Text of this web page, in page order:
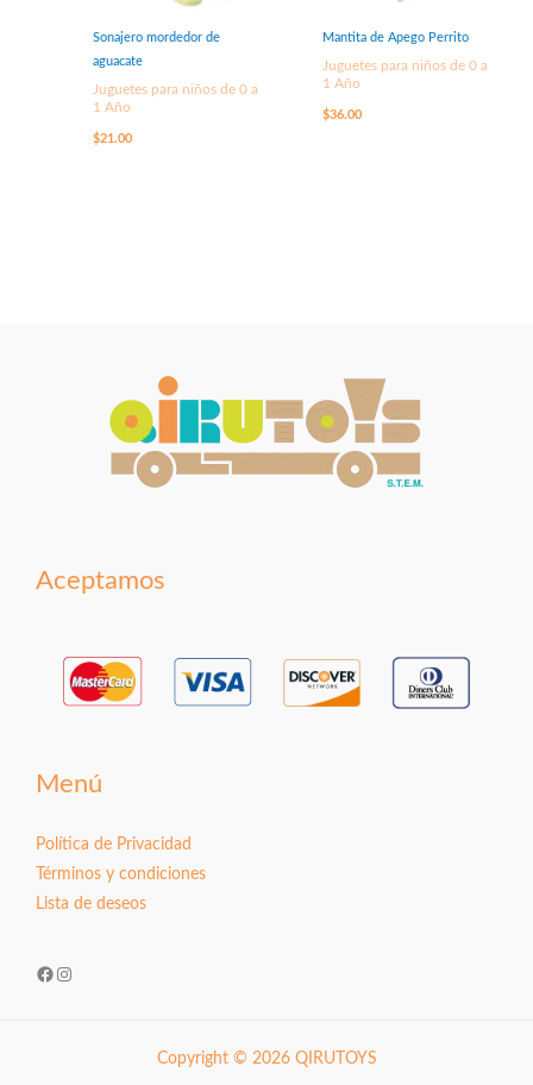
Sonajero mordedor de
aguacate
Juguetes para niños de 0 a
1 Año
$21.00
Mantita de Apego Perrito
Juguetes para niños de 0 a
1 Año
$36.00
Aceptamos
Menú
Política de Privacidad
Términos y condiciones
Lista de deseos
Facebook
Instagram
Copyright © 2026 QIRUTOYS